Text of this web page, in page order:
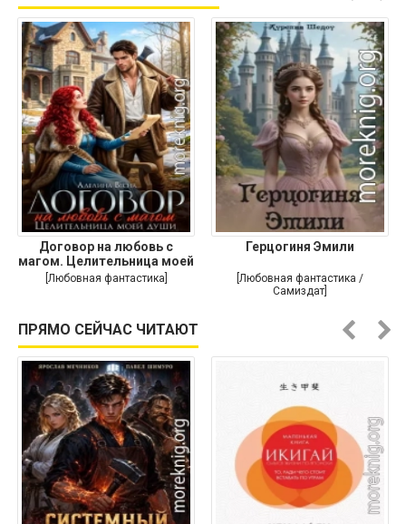
Договор на любовь с
магом. Целительница моей
души
[Любовная фантастика]
Герцогиня Эмили
[Любовная фантастика /
Самиздат]
ПРЯМО СЕЙЧАС ЧИТАЮТ